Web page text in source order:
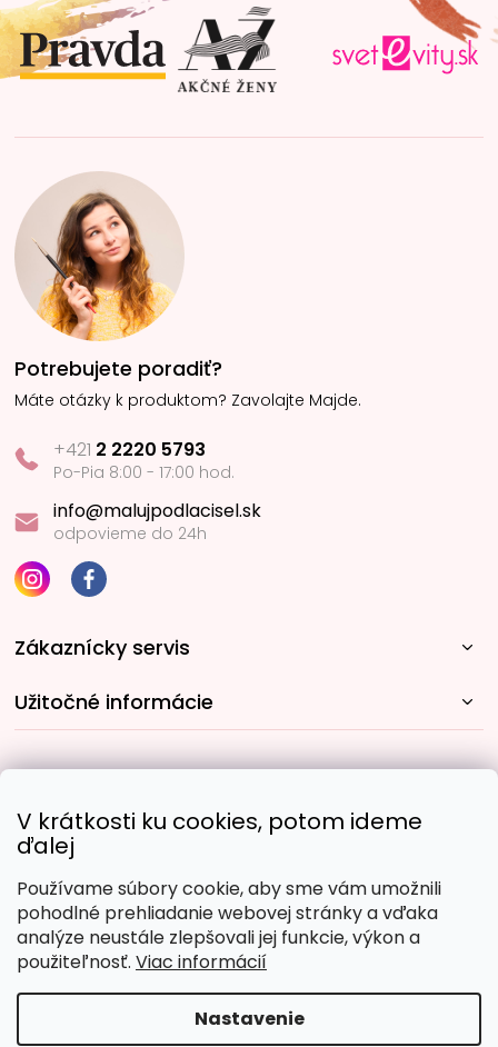
V krátkosti ku cookies, potom ideme
ďalej
Používame súbory cookie, aby sme vám umožnili
pohodlné prehliadanie webovej stránky a vďaka
analýze neustále zlepšovali jej funkcie, výkon a
použiteľnosť. Viac informácií
Nastavenie
t
i
e
Potrebujete poradiť?
Máte otázky k produktom? Zavolajte Majde.
+421 2 2220 5793
Po-Pia 8:00 - 17:00 hod.
info@malujpodlacisel.sk
odpovieme do 24h
Zákaznícky servis
Užitočné informácie
Obľúbené spôsoby platby: